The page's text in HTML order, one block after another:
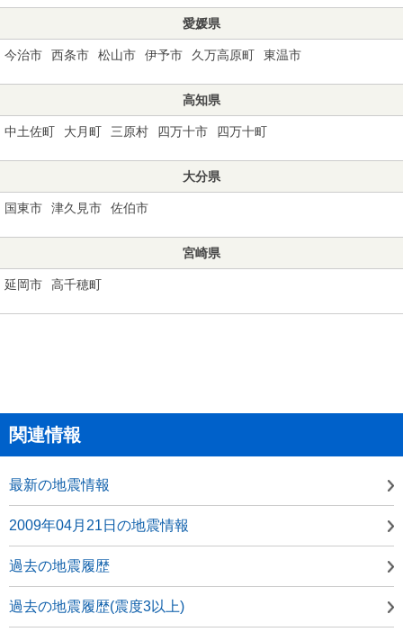
愛媛県
今治市 西条市 松山市 伊予市 久万高原町 東温市
高知県
中土佐町 大月町 三原村 四万十市 四万十町
大分県
国東市 津久見市 佐伯市
宮崎県
延岡市 高千穂町
関連情報
最新の地震情報
2009年04月21日の地震情報
過去の地震履歴
過去の地震履歴(震度3以上)